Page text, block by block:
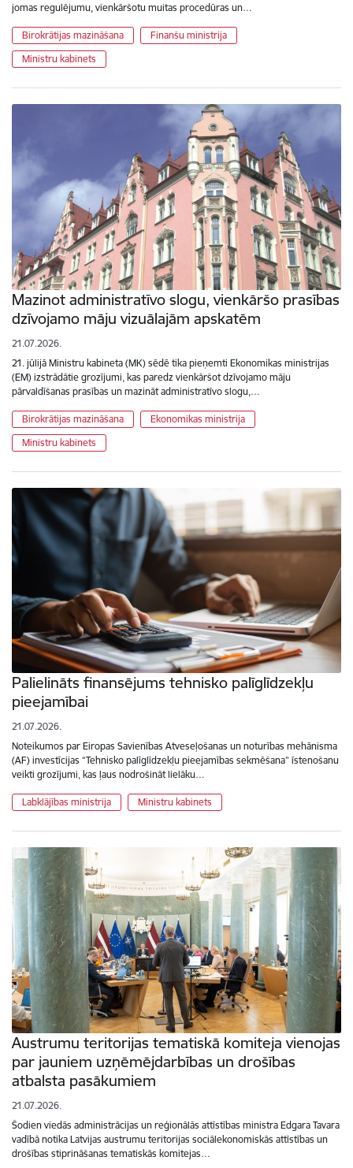
jomas regulējumu, vienkāršotu muitas procedūras un…
Birokrātijas mazināšana
Finanšu ministrija
Ministru kabinets
Mazinot administratīvo slogu, vienkāršo prasības
dzīvojamo māju vizuālajām apskatēm
21.07.2026.
21. jūlijā Ministru kabineta (MK) sēdē tika pieņemti Ekonomikas ministrijas
(EM) izstrādātie grozījumi, kas paredz vienkāršot dzīvojamo māju
pārvaldīšanas prasības un mazināt administratīvo slogu,…
Birokrātijas mazināšana
Ekonomikas ministrija
Ministru kabinets
Palielināts finansējums tehnisko palīglīdzekļu
pieejamībai
21.07.2026.
Noteikumos par Eiropas Savienības Atveseļošanas un noturības mehānisma
(AF) investīcijas “Tehnisko palīglīdzekļu pieejamības sekmēšana” īstenošanu
veikti grozījumi, kas ļaus nodrošināt lielāku…
Labklājības ministrija Ministru kabinets
Austrumu teritorijas tematiskā komiteja vienojas
par jauniem uzņēmējdarbības un drošības
atbalsta pasākumiem
21.07.2026.
Šodien viedās administrācijas un reģionālās attīstības ministra Edgara Tavara
vadībā notika Latvijas austrumu teritorijas sociālekonomiskās attīstības un
drošības stiprināšanas tematiskās komitejas…